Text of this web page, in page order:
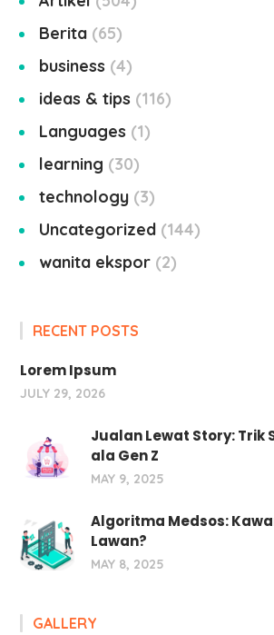
Berita 65
business 4
ideas & tips
116
Languages
1
learning
30
technology 3
Uncategorized 144
wanita ekspor 2
RECENT POSTS
Lorem Ipsum
JULY 29, 2026
Jualan Lewat Story: Trik
ala Gen Z
MAY 9, 2025
Algoritma Medsos:
Lawan?
MAY 8, 2025
GALLERY